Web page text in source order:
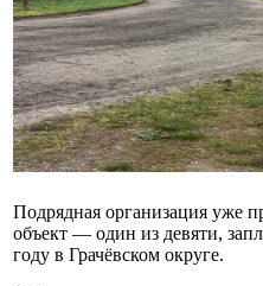
Подрядная организация уже
объект — один из девяти,
году в Грачёвском округе.